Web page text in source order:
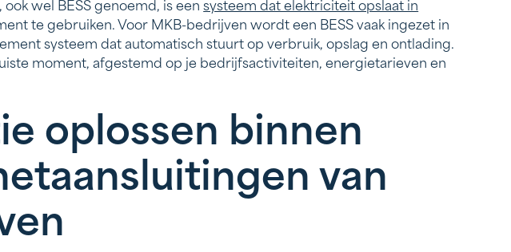
wel BESS genoemd, is eensysteem dat elektriciteit opslaat in
te gebruiken. Voor MKB-bedrijven wordt een BESS vaak ingezet in
systeem dat automatisch stuurt op verbruik, opslag en ontlading.
moment, afgestemd op je bedrijfsactiviteiten, energietarieven en
oplossen binnen
van